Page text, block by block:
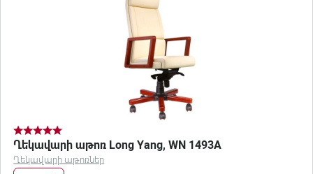
Ղեկավարի աթոռ Long Yang, WN 1493A
Ղեկավարի աթոռներ